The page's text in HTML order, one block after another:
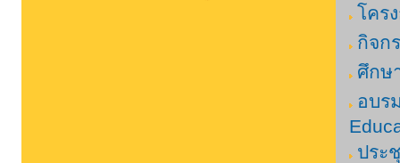
โคร
กิจก
ศึกษ
อบร
ประ